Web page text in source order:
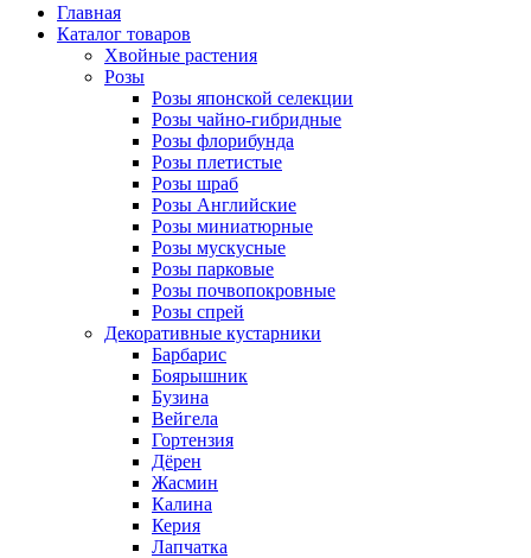
Главная
Каталог товаров
Хвойные растения
Розы
Розы японской селекции
Розы чайно-гибридные
Розы флорибунда
Розы плетистые
Розы шраб
Розы Английские
Розы миниатюрные
Розы мускусные
Розы парковые
Розы почвопокровные
Розы спрей
Декоративные кустарники
Барбарис
Боярышник
Бузина
Вейгела
Гортензия
Дёрен
Жасмин
Калина
Керия
Лапчатка